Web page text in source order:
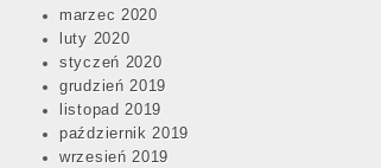
marzec 2020
luty 2020
styczeń 2020
grudzień 2019
listopad 2019
październik 2019
wrzesień 2019